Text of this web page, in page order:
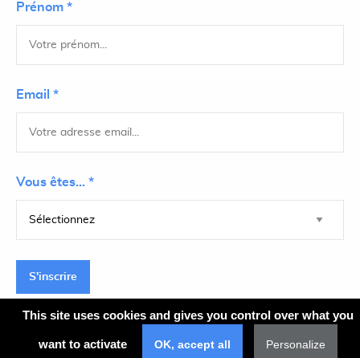
Prénom *
Email *
Vous êtes... *
S'inscrire
This site uses cookies and gives you control over what you
want to activate OK, accept all Personalize